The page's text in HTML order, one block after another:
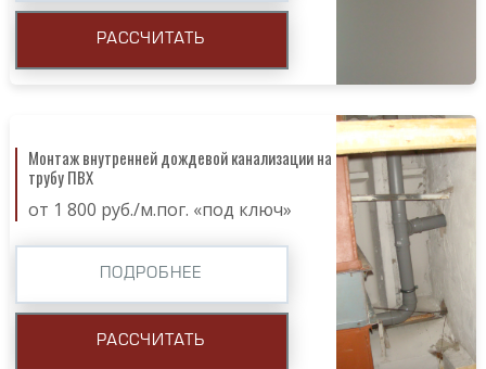
РАССЧИТАТЬ
Монтаж внутренней дождевой канализации на
трубу ПВХ
от 1 800 руб./м.пог. «под ключ»
ПОДРОБНЕЕ
РАССЧИТАТЬ